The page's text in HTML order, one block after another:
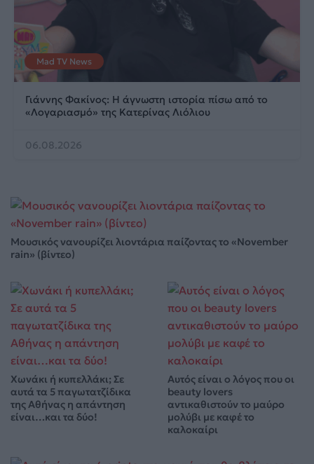
Mad TV News
Γιάννης Φακίνος: Η άγνωστη ιστορία πίσω από το
«Λογαριασμό» της Κατερίνας Λιόλιου
06.08.2026
Μουσικός νανουρίζει λιοντάρια παίζοντας το «November
rain» (βίντεο)
Χωνάκι ή κυπελλάκι; Σε
αυτά τα 5 παγωτατζίδικα
της Αθήνας η απάντηση
είναι…και τα δύο!
Αυτός είναι ο λόγος που οι
beauty lovers
αντικαθιστούν το μαύρο
μολύβι με καφέ το
καλοκαίρι